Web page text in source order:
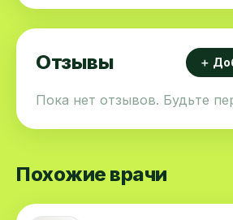
Отзывы ＋
Пока нет отзывов. Будьте
Похожие врачи